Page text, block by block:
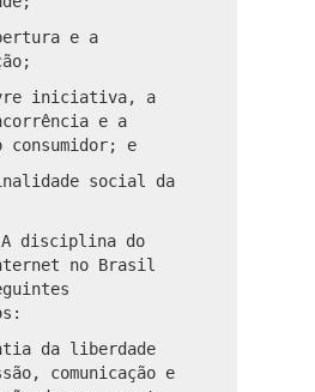
e a
iniciativa, a
e a
consumidor; e
social da
A disciplina do
no Brasil
da liberdade
comunicação e